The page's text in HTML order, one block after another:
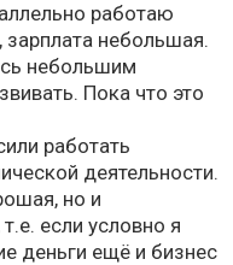
работаю
небольшая.
небольшим
Пока что это
работать
деятельности.
но и
если условно я
деньги ещё и бизнес